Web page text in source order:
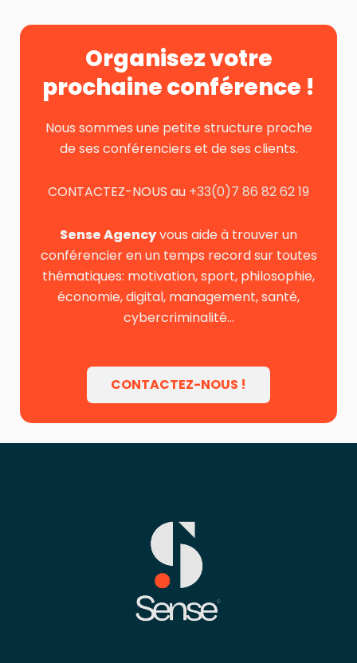
Organisez votre
prochaine conférence !
Nous sommes une petite structure proche
de ses conférenciers et de ses clients.
CONTACTEZ-NOUS au +33(0)7 86 82 62 19
Sense Agencyvous aide à trouver un
conférencier en un temps record sur toutes
thématiques: motivation, sport, philosophie,
économie, digital, management, santé,
cybercriminalité…
CONTACTEZ-NOUS !